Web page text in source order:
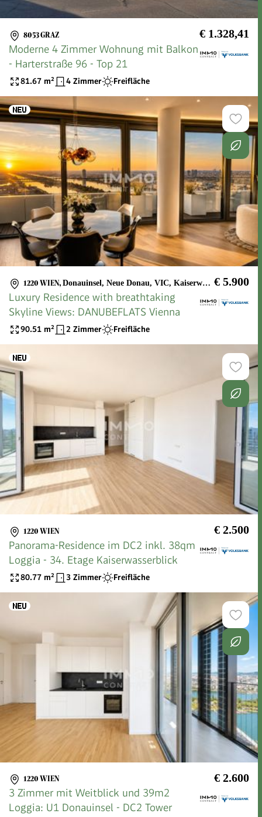
8053 GRAZ € 1.328,41
Moderne 4 Zimmer Wohnung mit Balkon
- Harterstraße 96 - Top 21
81.67 m² 4 Zimmer Freifläche
1220 WIEN, Donauinsel, Neue Donau, VIC, Kaiserwasser € 5.900
Luxury Residence with breathtaking
Skyline Views: DANUBEFLATS Vienna
90.51 m² 2 Zimmer Freifläche
1220 WIEN € 2.500
Panorama-Residence im DC2 inkl. 38qm
Loggia - 34. Etage Kaiserwasserblick
80.77 m² 3 Zimmer Freifläche
1220 WIEN € 2.600
3 Zimmer mit Weitblick und 39m2
Loggia: U1 Donauinsel - DC2 Tower